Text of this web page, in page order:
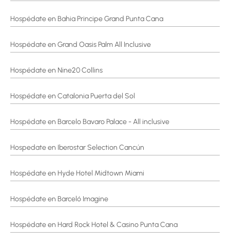
Hospédate en Bahia Principe Grand Punta Cana
Hospédate en Grand Oasis Palm All Inclusive
Hospédate en Nine20 Collins
Hospédate en Catalonia Puerta del Sol
Hospédate en Barcelo Bavaro Palace - All inclusive
Hospedate en Iberostar Selection Cancún
Hospédate en Hyde Hotel Midtown Miami
Hospédate en Barceló Imagine
Hospédate en Hard Rock Hotel & Casino Punta Cana